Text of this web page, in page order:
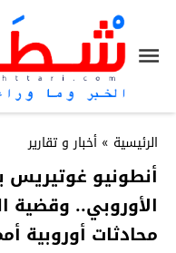
الرئيسية » أخبار و تقارير
أنطونيو غوتيريس
الأوروبي.. وقضية
محادثات أوروبية